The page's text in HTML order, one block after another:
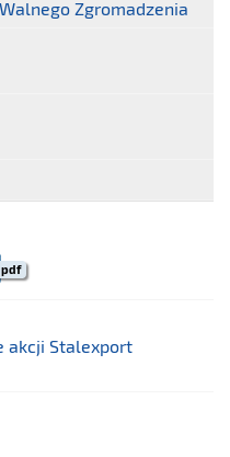
Zgromadzenia
pdf
akcji Stalexport